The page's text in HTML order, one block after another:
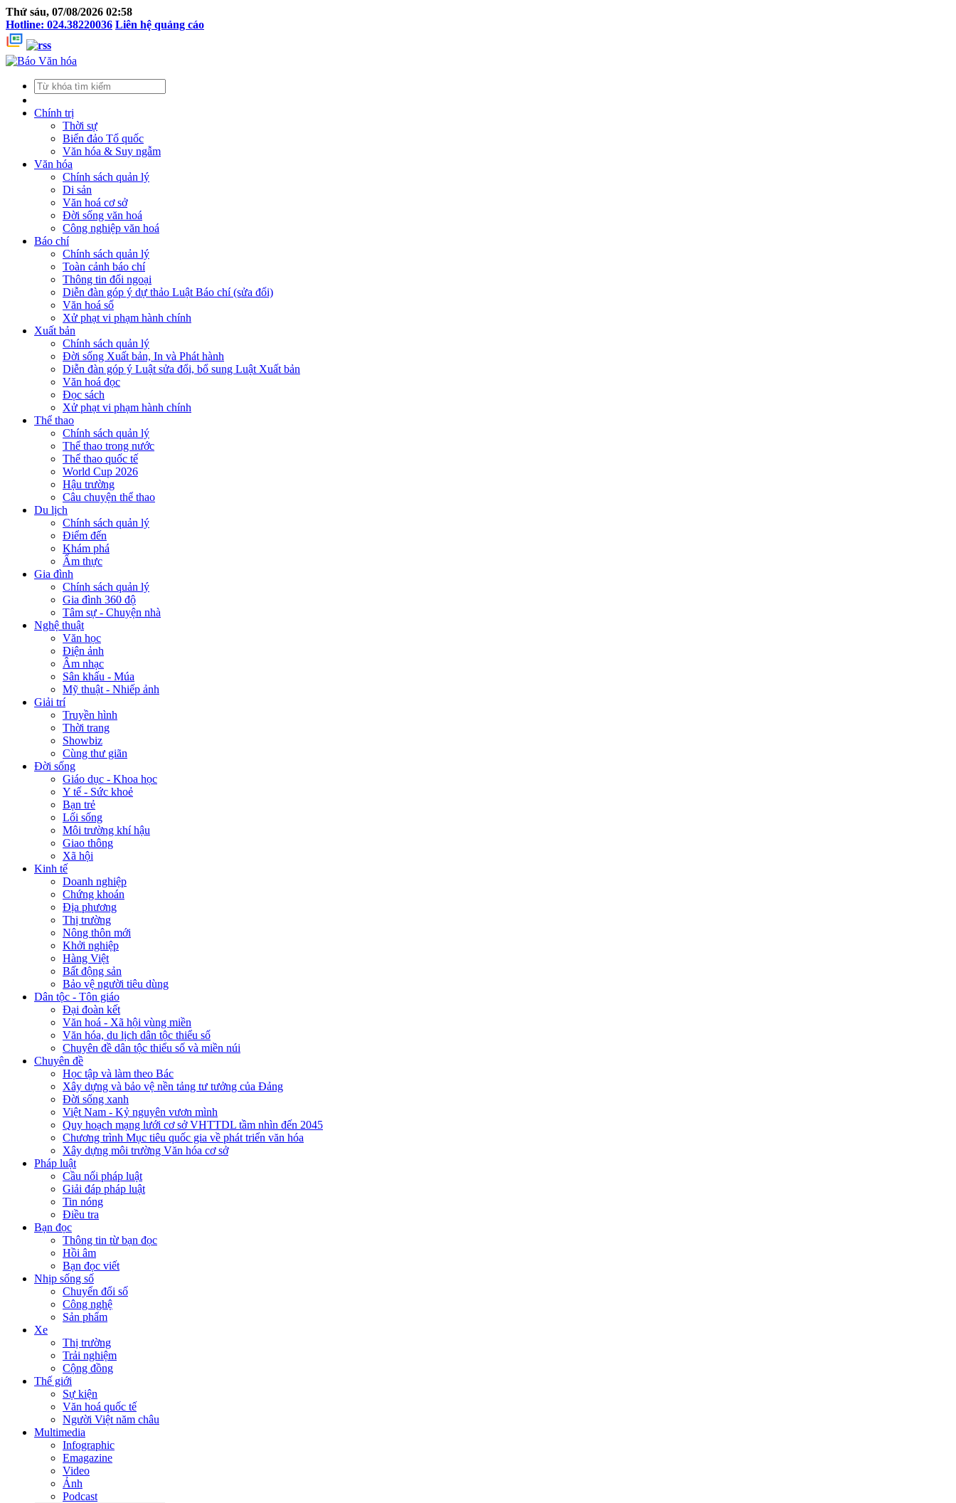
Thứ sáu, 07/08/2026 02:58
Hotline: 024.38220036 Liên hệ quảng cáo
Chính trị
Thời sự
Biển đảo Tổ quốc
Văn hóa & Suy ngẫm
Văn hóa
Chính sách quản lý
Di sản
Văn hoá cơ sở
Đời sống văn hoá
Công nghiệp văn hoá
Báo chí
Chính sách quản lý
Toàn cảnh báo chí
Thông tin đối ngoại
Diễn đàn góp ý dự thảo Luật Báo chí (sửa đổi)
Văn hoá số
Xử phạt vi phạm hành chính
Xuất bản
Chính sách quản lý
Đời sống Xuất bản, In và Phát hành
Diễn đàn góp ý Luật sửa đổi, bổ sung Luật Xuất bản
Văn hoá đọc
Đọc sách
Xử phạt vi phạm hành chính
Thể thao
Chính sách quản lý
Thể thao trong nước
Thể thao quốc tế
World Cup 2026
Hậu trường
Câu chuyện thể thao
Du lịch
Chính sách quản lý
Điểm đến
Khám phá
Ẩm thực
Gia đình
Chính sách quản lý
Gia đình 360 độ
Tâm sự - Chuyện nhà
Nghệ thuật
Văn học
Điện ảnh
Âm nhạc
Sân khấu - Múa
Mỹ thuật - Nhiếp ảnh
Giải trí
Truyền hình
Thời trang
Showbiz
Cùng thư giãn
Đời sống
Giáo dục - Khoa học
Y tế - Sức khoẻ
Bạn trẻ
Lối sống
Môi trường khí hậu
Giao thông
Xã hội
Kinh tế
Doanh nghiệp
Chứng khoán
Địa phương
Thị trường
Nông thôn mới
Khởi nghiệp
Hàng Việt
Bất động sản
Bảo vệ người tiêu dùng
Dân tộc - Tôn giáo
Đại đoàn kết
Văn hoá - Xã hội vùng miền
Văn hóa, du lịch dân tộc thiểu số
Chuyên đề dân tộc thiểu số và miền núi
Chuyên đề
Học tập và làm theo Bác
Xây dựng và bảo vệ nền tảng tư tưởng của Đảng
Đời sống xanh
Việt Nam - Kỷ nguyên vươn mình
Quy hoạch mạng lưới cơ sở VHTTDL tầm nhìn đến 2045
Chương trình Mục tiêu quốc gia về phát triển văn hóa
Xây dựng môi trường Văn hóa cơ sở
Pháp luật
Cầu nối pháp luật
Giải đáp pháp luật
Tin nóng
Điều tra
Bạn đọc
Thông tin từ bạn đọc
Hồi âm
Bạn đọc viết
Nhịp sống số
Chuyển đổi số
Công nghệ
Sản phẩm
Xe
Thị trường
Trải nghiệm
Cộng đồng
Thế giới
Sự kiện
Văn hoá quốc tế
Người Việt năm châu
Multimedia
Infographic
Emagazine
Video
Ảnh
Podcast